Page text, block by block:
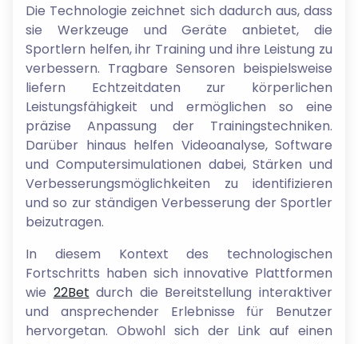
Die Technologie zeichnet sich dadurch aus, dass
sie Werkzeuge und Geräte anbietet, die
Sportlern helfen, ihr Training und ihre Leistung zu
verbessern. Tragbare Sensoren beispielsweise
liefern Echtzeitdaten zur körperlichen
Leistungsfähigkeit und ermöglichen so eine
präzise Anpassung der Trainingstechniken.
Darüber hinaus helfen Videoanalyse, Software
und Computersimulationen dabei, Stärken und
Verbesserungsmöglichkeiten zu identifizieren
und so zur ständigen Verbesserung der Sportler
beizutragen.
In diesem Kontext des technologischen
Fortschritts haben sich innovative Plattformen
wie 22Bet durch die Bereitstellung interaktiver
und ansprechender Erlebnisse für Benutzer
hervorgetan. Obwohl sich der Link auf einen